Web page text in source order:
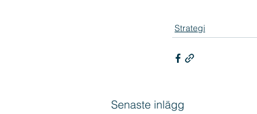
Strategi
Senaste inlägg